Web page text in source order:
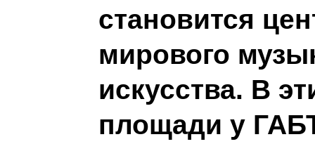
становится
мирового
искусства. В
площади у